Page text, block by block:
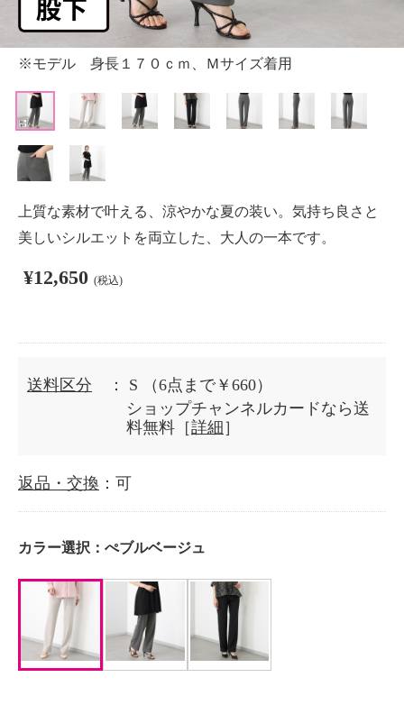
※モデル 身長１７０ｃｍ、Ｍサイズ着用
上質な素材で叶える、涼やかな夏の装い。気持ち良さと
美しいシルエットを両立した、大人の一本です。
¥12,650 (税込)
送料区分 ： S
（6点まで￥660）
ショップチャンネルカードなら送
料無料［詳細 ］
返品・交換 ：可
カラー選択： ぺブルベージュ